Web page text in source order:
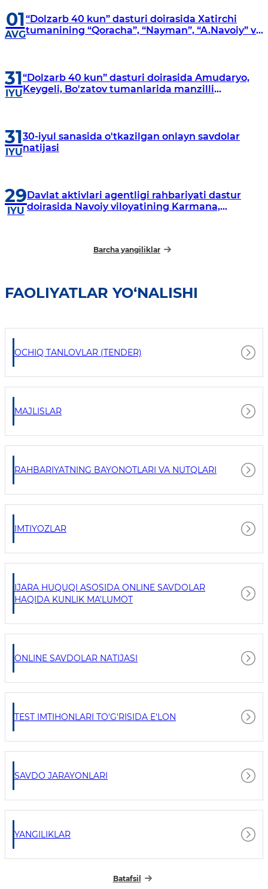
01
AVG
“Dolzarb 40 kun” dasturi doirasida Xatirchi
tumanining “Qoracha”, “Nayman”, “A.Navoiy” va
31
IYU
“Dolzarb 40 kun” dasturi doirasida Amudaryo,
Keygeli, Bo'zatov tumanlarida manzilli
31
IYU
30-iyul sanasida o'tkazilgan onlayn savdolar
natijasi
29
IYU
Davlat aktivlari agentligi rahbariyati dastur
doirasida Navoiy viloyatining Karmana,
Barcha yangiliklar
FAOLIYATLAR YO‘NALISHI
OCHIQ TANLOVLAR (TENDER)
MAJLISLAR
RAHBARIYATNING BAYONOTLARI VA NUTQLARI
IMTIYOZLAR
IJARA HUQUQI ASOSIDA ONLINE SAVDOLAR
HAQIDA KUNLIK MA'LUMOT
ONLINE SAVDOLAR NATIJASI
TEST IMTIHONLARI TO'G'RISIDA E'LON
SAVDO JARAYONLARI
YANGILIKLAR
Batafsil